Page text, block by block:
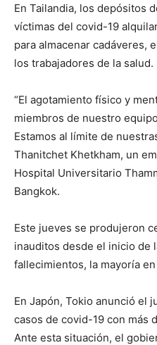
En Tailandia, los depósitos
víctimas del covid-19
para almacenar cadáveres,
los trabajadores de la salud.
“El agotamiento físico y
miembros de nuestro
Estamos al límite de
Thanitchet Khetkham, un
Hospital Universitario
Bangkok.
Este jueves se produjeron
inauditos desde el inicio de
fallecimientos, la mayoría
En Japón, Tokio anunció el
casos de covid-19 con más
Ante esta situación, el